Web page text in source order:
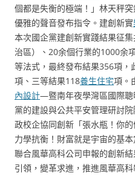
個都是失衡的極端！」林天秤
優雅的聲音發布指令。建創新實
本次國企黨建創新實踐結果征
治區）、20余個行業的1000余
等法式，最終發布結果356項
項、三等結果118養生住宅項。
內設計—暨南年夜學灣區國際聰
黨的建設與公共平安管理研討
政校企協同創新「張水瓶！你
力學抗衡！財富就是宇宙的基
聯合風華高科公司申報的創新
引領，變革求進，推進風華高